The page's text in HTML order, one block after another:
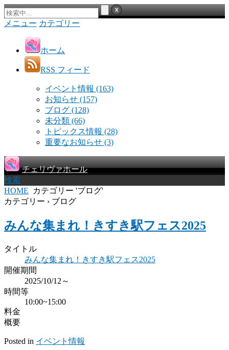
メニュー カテゴリー
ホーム
RSS フィード
イベント情報 (163)
お知らせ (157)
ブログ (128)
未分類 (66)
トピックス情報 (28)
重要なお知らせ (3)
チェリヴァホール
検索
HOME
カテゴリー 'ブログ'
カテゴリー › ブログ
みんな集まれ！きすき駅フェス2025
タイトル
みんな集まれ！きすき駅フェス2025
開催期間
2025/10/12～
時間等
10:00~15:00
料金
概要
Posted in イベント情報